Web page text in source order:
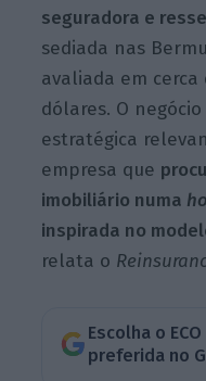
seguradora e
sediada nas
avaliada em cerca
dólares. O
estratégica
empresa que
imobiliário numa
inspirada no
relata o
Escolha o
preferida no